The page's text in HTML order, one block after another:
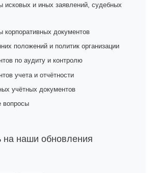
и иных заявлений, судебных
документов
положений и политик организации
по аудиту и контролю
учета и отчётности
учётных документов
вопросы
на наши обновления